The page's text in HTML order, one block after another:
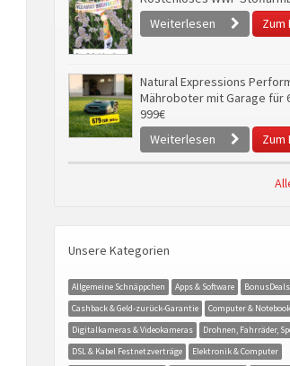
Weiterlesen
Zum
Natural Expressions
Mähroboter mit Garage für
999€
Weiterlesen
Zum
Unsere Kategorien
Allgemeine Schnäppchen Apps & Software
BonusDeals
Cashback & Geld-zurück-Garantie
Computer &
Digitalkameras & Videokameras
Drohnen, Fahrräder,
DSL & Kabel Festnetzverträge
Elektronik & Computer